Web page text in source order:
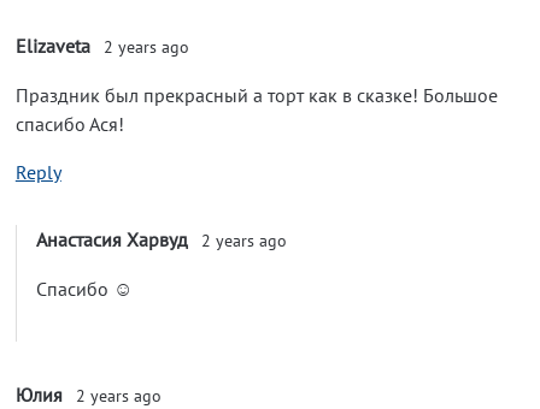
Elizaveta 2 years ago
Праздник был прекрасный а торт как в сказке! Большое
спасибо Ася!
Reply
Анастасия Харвуд 2 years ago
Спасибо ☺️
Юлия 2 years ago